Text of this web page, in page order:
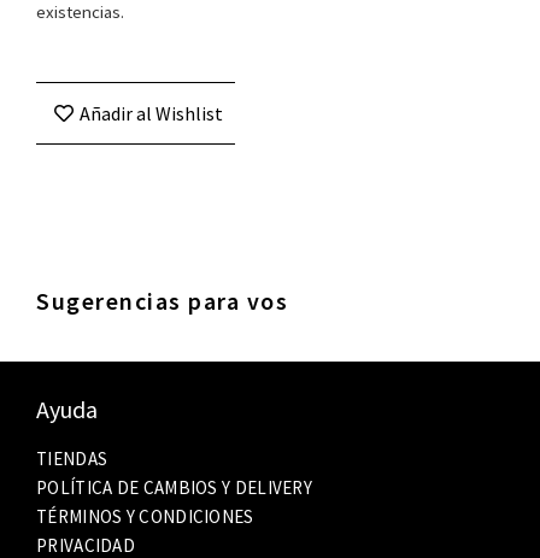
existencias.
Añadir al Wishlist
Sugerencias para vos
Ayuda
TIENDAS
POLÍTICA DE CAMBIOS Y DELIVERY
TÉRMINOS Y CONDICIONES
PRIVACIDAD